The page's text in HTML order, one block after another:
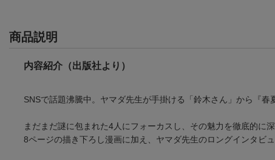
商品説明
内容紹介（出版社より）
SNSで話題沸騰中。ヤマダ先生が手掛ける「鈴木さん」から『春
まだまだ謎に包まれた4人にフォーカスし、その魅力を徹底的に深
8ページの描き下ろし漫画に加え、ヤマダ先生のロングインタビ